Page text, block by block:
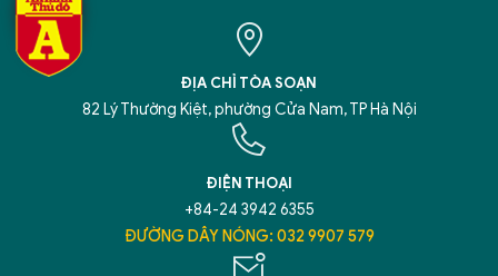
ĐỊA CHỈ TÒA SOẠN
82 Lý Thường Kiệt, phường Cửa Nam, TP Hà Nội
ĐIỆN THOẠI
+84-24 3942 6355
ĐƯỜNG DÂY NÓNG: 032 9907 579